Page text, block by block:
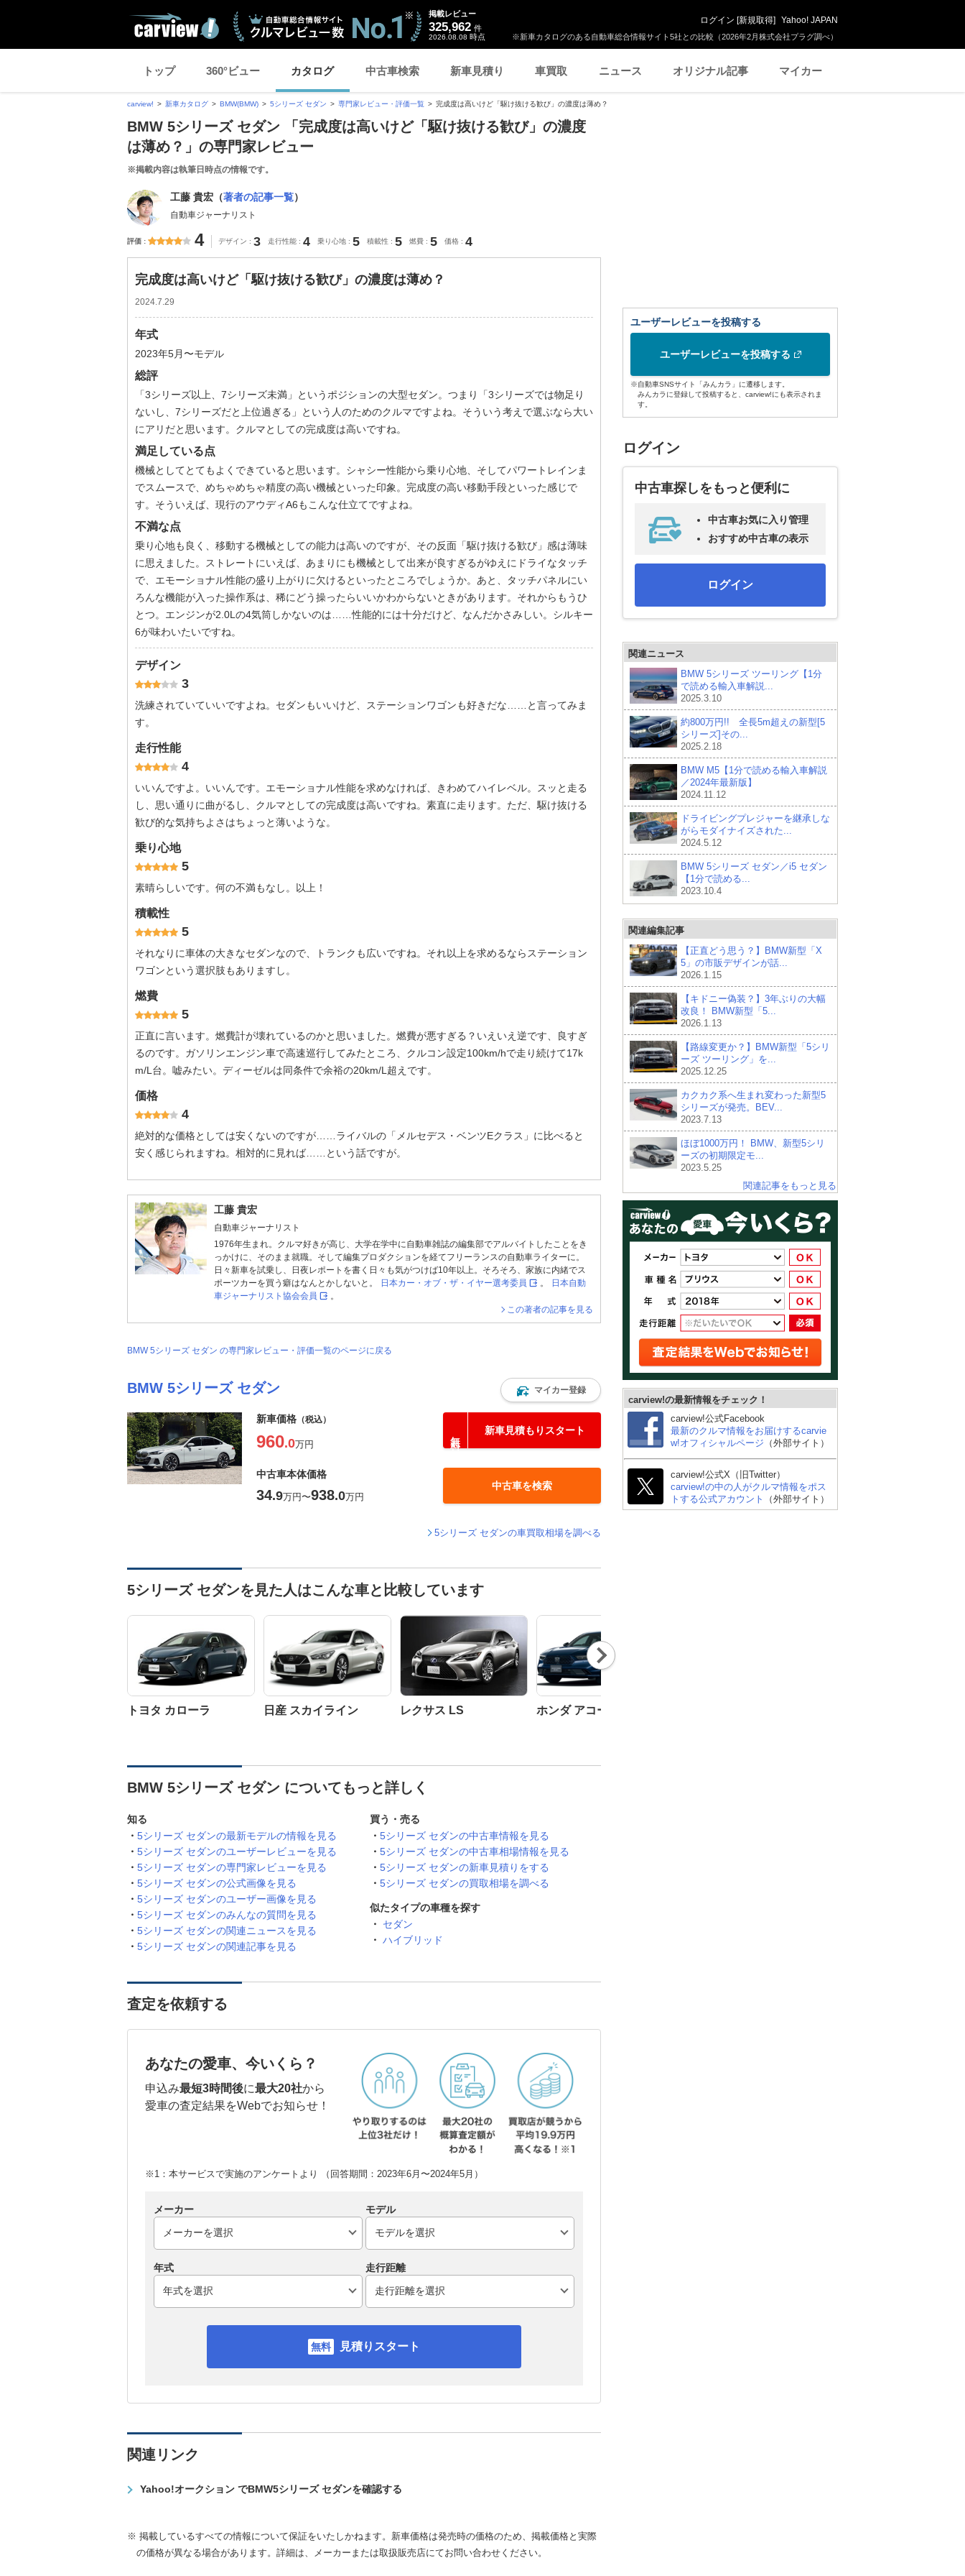
※新車カタログのある自動車総合情報サイト5社との比較（2026年2月株式会社プラグ調べ）
掲載レビュー
325,962 件
2026.08.08 時点
ログイン [新規取得] Yahoo! JAPAN
トップ 360°ビュー カタログ 中古車検索 新車見積り 車買取 ニュース オリジナル記事 マイカー
carview! 新車カタログ BMW(BMW) 5シリーズ セダン 専門家レビュー・評価一覧 完成度は高いけど「駆け抜ける歓び」の濃度は薄め？
BMW 5シリーズ セダン 「完成度は高いけど「駆け抜ける歓び」の濃度
は薄め？」の専門家レビュー
※掲載内容は執筆日時点の情報です。
工藤 貴宏（著者の記事一覧）
自動車ジャーナリスト
評価 4 デザイン 3 走行性能 4 乗り心地 5 積載性 5 燃費 5 価格 4
完成度は高いけど「駆け抜ける歓び」の濃度は薄め？
2024.7.29
年式
2023年5月〜モデル
総評
「3シリーズ以上、7シリーズ未満」というポジションの大型セダン。つまり「3シリーズでは物足り
ないし、7シリーズだと上位過ぎる」という人のためのクルマですよね。そういう考えで選ぶなら大い
にアリだと思います。クルマとしての完成度は高いですね。
満足している点
機械としてとてもよくできていると思います。シャシー性能から乗り心地、そしてパワートレインま
でスムースで、めちゃめちゃ精度の高い機械といった印象。完成度の高い移動手段といった感じで
す。そういえば、現行のアウディA6もこんな仕立てですよね。
不満な点
乗り心地も良く、移動する機械としての能力は高いのですが、その反面「駆け抜ける歓び」感は薄味
に思えました。ストレートにいえば、あまりにも機械として出来が良すぎるがゆえにドライなタッチ
で、エモーショナル性能の盛り上がりに欠けるといったところでしょうか。あと、タッチパネルにい
ろんな機能が入った操作系は、稀にどう操ったらいいかわからないときがあります。それからもうひ
とつ。エンジンが2.0Lの4気筒しかないのは……性能的には十分だけど、なんだかさみしい。シルキー
6が味わいたいですね。
デザイン
3
洗練されていていいですよね。セダンもいいけど、ステーションワゴンも好きだな……と言ってみま
す。
走行性能
4
いいんですよ。いいんです。エモーショナル性能を求めなければ、きわめてハイレベル。スッと走る
し、思い通りに曲がるし、クルマとしての完成度は高いですね。素直に走ります。ただ、駆け抜ける
歓び的な気持ちよさはちょっと薄いような。
乗り心地
5
素晴らしいです。何の不満もなし。以上！
積載性
5
それなりに車体の大きなセダンなので、トランクも広いですね。それ以上を求めるならステーション
ワゴンという選択肢もありますし。
燃費
5
正直に言います。燃費計が壊れているのかと思いました。燃費が悪すぎる？いえいえ逆です、良すぎ
るのです。ガソリンエンジン車で高速巡行してみたところ、クルコン設定100km/hで走り続けて17k
m/L台。嘘みたい。ディーゼルは同条件で余裕の20km/L超えです。
価格
4
絶対的な価格としては安くないのですが……ライバルの「メルセデス・ベンツEクラス」に比べると
安く感じられますね。相対的に見れば……という話ですが。
工藤 貴宏
自動車ジャーナリスト
1976年生まれ。クルマ好きが高じ、大学在学中に自動車雑誌の編集部でアルバイトしたことをき
っかけに、そのまま就職。そして編集プロダクションを経てフリーランスの自動車ライターに。
日々新車を試乗し、日夜レポートを書く日々も気がつけば10年以上。そろそろ、家族に内緒でス
ポーツカーを買う癖はなんとかしないと。
日本カー・オブ・ザ・イヤー選考委員 。
日本自動
車ジャーナリスト協会会員
。
この著者の記事を見る
BMW 5シリーズ セダン の専門家レビュー・評価一覧のページに戻る
BMW 5シリーズ セダン マイカー登録
新車価格 （税込）
960.0万円
新車見積もりスタート
中古車本体価格
34.9万円〜938.0万円
中古車を検索
5シリーズ セダンの車買取相場を調べる
5シリーズ セダンを見た人はこんな車と比較しています
トヨタ カローラ 日産 スカイライン レクサス LS ホンダ アコード
Nex
t
BMW 5シリーズ セダン についてもっと詳しく
知る
5シリーズ セダンの最新モデルの情報を見る
5シリーズ セダンのユーザーレビューを見る
5シリーズ セダンの専門家レビューを見る
5シリーズ セダンの公式画像を見る
5シリーズ セダンのユーザー画像を見る
5シリーズ セダンのみんなの質問を見る
5シリーズ セダンの関連ニュースを見る
5シリーズ セダンの関連記事を見る
買う・売る
5シリーズ セダンの中古車情報を見る
5シリーズ セダンの中古車相場情報を見る
5シリーズ セダンの新車見積りをする
5シリーズ セダンの買取相場を調べる
似たタイプの車種を探す
セダン
ハイブリッド
査定を依頼する
あなたの愛車、今いくら？
申込み最短3時間後に最大20社から
愛車の査定結果をWebでお知らせ！
※1：本サービスで実施のアンケートより （回答期間：2023年6月〜2024年5月）
メーカー モデル
年式 走行距離
見積りスタート
関連リンク
Yahoo!オークション でBMW5シリーズ セダンを確認する
※ 掲載しているすべての情報について保証をいたしかねます。新車価格は発売時の価格のため、掲載価格と実際
の価格が異なる場合があります。詳細は、メーカーまたは取扱販売店にてお問い合わせください。
ユーザーレビューを投稿する
ユーザーレビューを投稿する
※自動車SNSサイト「みんカラ」に遷移します。
みんカラに登録して投稿すると、carview!にも表示されま
す。
ログイン
中古車探しをもっと便利に
中古車お気に入り管理
おすすめ中古車の表示
ログイン
関連ニュース
BMW 5シリーズ ツーリング【1分
で読める輸入車解説...
2025.3.10
約800万円!! 全長5m超えの新型[5
シリーズ]その...
2025.2.18
BMW M5【1分で読める輸入車解説
／2024年最新版】
2024.11.12
ドライビングプレジャーを継承しな
がらモダイナイズされた...
2024.5.12
BMW 5シリーズ セダン／i5 セダン
【1分で読める...
2023.10.4
関連編集記事
【正直どう思う？】BMW新型「X
5」の市販デザインが話...
2026.1.15
【キドニー偽装？】3年ぶりの大幅
改良！ BMW新型「5...
2026.1.13
【路線変更か？】BMW新型「5シリ
ーズ ツーリング」を...
2025.12.25
カクカク系へ生まれ変わった新型5
シリーズが発売。BEV...
2023.7.13
ほぼ1000万円！ BMW、新型5シリ
ーズの初期限定モ...
2023.5.25
関連記事をもっと見る
carview!の最新情報をチェック！
carview!公式Facebook
最新のクルマ情報をお届けするcarvie
w!オフィシャルページ （外部サイト）
carview!公式X（旧Twitter）
carview!の中の人がクルマ情報をポス
トする公式アカウント
（外部サイト）